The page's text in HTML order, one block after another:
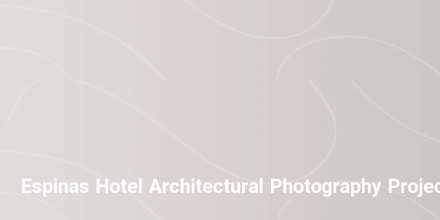
Espinas Hotel Architectural Photography